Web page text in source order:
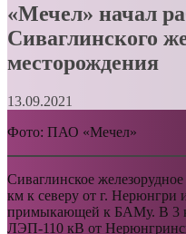
«Мечел» начал
Сиваглинского
месторождения
13.09.2021
Фото: ПАО «Мечел»
Сиваглинское
км к северу от г.
примыкающей к БАМу. В 3
ЛЭП-110 кВ от